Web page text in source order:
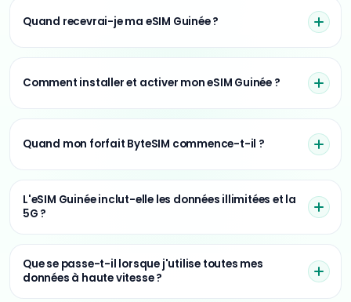
Quand recevrai-je ma eSIM Guinée ?
Comment installer et activer mon eSIM Guinée ?
Quand mon forfait ByteSIM commence-t-il ?
L'eSIM Guinée inclut-elle les données illimitées et la
5G ?
Que se passe-t-il lorsque j'utilise toutes mes
données à haute vitesse ?